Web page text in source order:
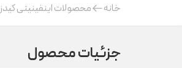
خانه محصولات اینفینیتی کیدز
جزئیات محصول